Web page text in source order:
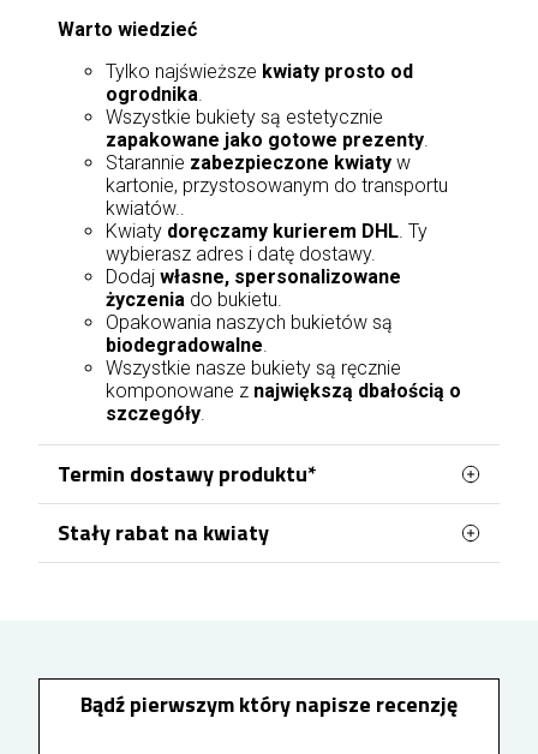
Warto wiedzieć
Tylko najświeższe kwiaty prosto od
ogrodnika.
Wszystkie bukiety są estetycznie
zapakowane jako gotowe prezenty.
Starannie zabezpieczone kwiaty w
kartonie, przystosowanym do transportu
kwiatów..
Kwiaty doręczamy kurierem DHL. Ty
wybierasz adres i datę dostawy.
Dodaj własne, spersonalizowane
życzenia do bukietu.
Opakowania naszych bukietów są
biodegradowalne.
Wszystkie nasze bukiety są ręcznie
komponowane z największą dbałością o
szczegóły.
Termin dostawy produktu*
Nasza kwiaciarnia w Lublinie, znajdująca się przy
ul. Tarasowej, zapewnia profesjonalną obsługę
gwarantując świeżość i terminowość przez 7 dni
w tygodniu.
Stały rabat na kwiaty
zwiększa rabat o 1%. Zgromadzona zniżka jest
automatycznie naliczana przy kolejnych
Bądź pierwszym który napisze recenzję